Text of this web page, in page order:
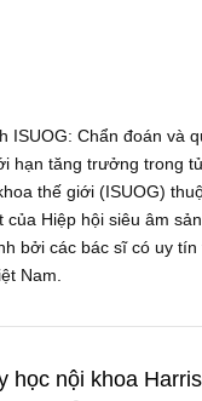
ISUOG: Chẩn đoán và
hạn tăng trưởng trong
thế giới (ISUOG)
của Hiệp hội siêu âm
bởi các bác sĩ có uy
Nam.
học nội khoa